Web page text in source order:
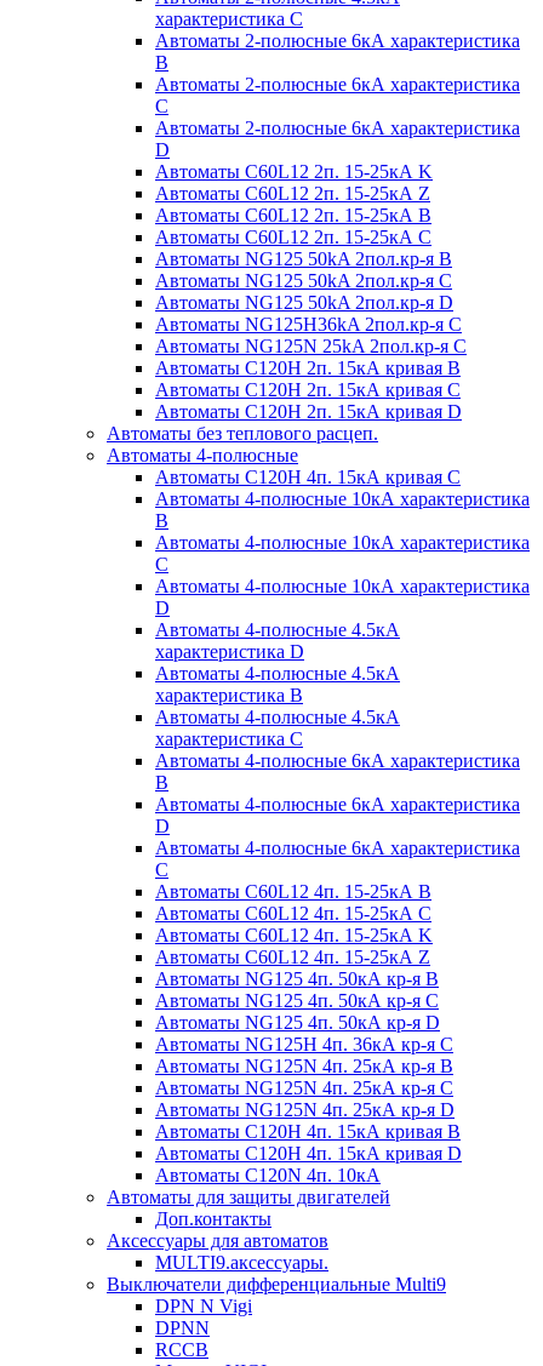
характеристика С
Автоматы 2-полюсные 6кА характеристика
B
Автоматы 2-полюсные 6кА характеристика
C
Автоматы 2-полюсные 6кА характеристика
D
Автоматы C60L12 2п. 15-25кА K
Автоматы C60L12 2п. 15-25кА Z
Автоматы C60L12 2п. 15-25кА B
Автоматы C60L12 2п. 15-25кА C
Автоматы NG125 50kA 2пол.кр-я B
Автоматы NG125 50kA 2пол.кр-я C
Автоматы NG125 50kA 2пол.кр-я D
Автоматы NG125H36kA 2пол.кр-я C
Автоматы NG125N 25kA 2пол.кр-я C
Автоматы С120H 2п. 15кА кривая B
Автоматы С120H 2п. 15кА кривая C
Автоматы С120H 2п. 15кА кривая D
Автоматы без теплового расцеп.
Автоматы 4-полюсные
Автоматы С120H 4п. 15кА кривая C
Автоматы 4-полюсные 10кА характеристика
B
Автоматы 4-полюсные 10кА характеристика
C
Автоматы 4-полюсные 10кА характеристика
D
Автоматы 4-полюсные 4.5кА
характеристика D
Автоматы 4-полюсные 4.5кА
характеристика В
Автоматы 4-полюсные 4.5кА
характеристика С
Автоматы 4-полюсные 6кА характеристика
B
Автоматы 4-полюсные 6кА характеристика
D
Автоматы 4-полюсные 6кА характеристика
С
Автоматы C60L12 4п. 15-25кА B
Автоматы C60L12 4п. 15-25кА C
Автоматы C60L12 4п. 15-25кА K
Автоматы C60L12 4п. 15-25кА Z
Автоматы NG125 4п. 50кА кр-я B
Автоматы NG125 4п. 50кА кр-я C
Автоматы NG125 4п. 50кА кр-я D
Автоматы NG125H 4п. 36кА кр-я C
Автоматы NG125N 4п. 25кА кр-я B
Автоматы NG125N 4п. 25кА кр-я C
Автоматы NG125N 4п. 25кА кр-я D
Автоматы С120H 4п. 15кА кривая B
Автоматы С120H 4п. 15кА кривая D
Автоматы С120N 4п. 10кА
Автоматы для защиты двигателей
Доп.контакты
Аксессуары для автоматов
MULTI9.аксессуары.
Выключатели дифференциальные Multi9
DPN N Vigi
DPNN
RCCB